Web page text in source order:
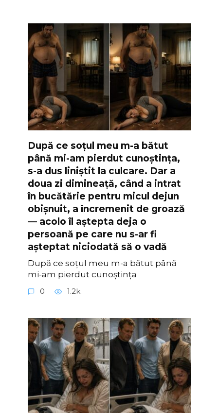
După ce soțul meu m-a bătut
până mi-am pierdut cunoștința,
s-a dus liniștit la culcare. Dar a
doua zi dimineață, când a intrat
în bucătărie pentru micul dejun
obișnuit, a încremenit de groază
— acolo îl aștepta deja o
persoană pe care nu s-ar fi
așteptat niciodată să o vadă
După ce soțul meu m-a bătut până
mi-am pierdut cunoștința
0 1.2k.